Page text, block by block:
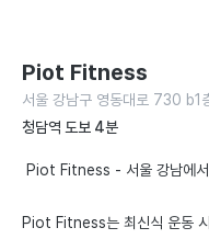
Piot Fitness
서울 강남구 영동대로 730 b1
청담역 도보 4분
Piot Fitness - 서울 강남에
Piot Fitness는 최신식 운동